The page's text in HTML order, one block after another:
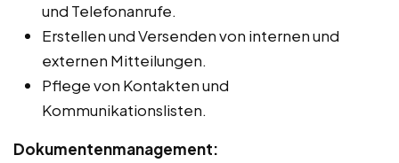
und Telefonanrufe.
Erstellen und Versenden von internen und
externen Mitteilungen.
Pflege von Kontakten und
Kommunikationslisten.
Dokumentenmanagement: